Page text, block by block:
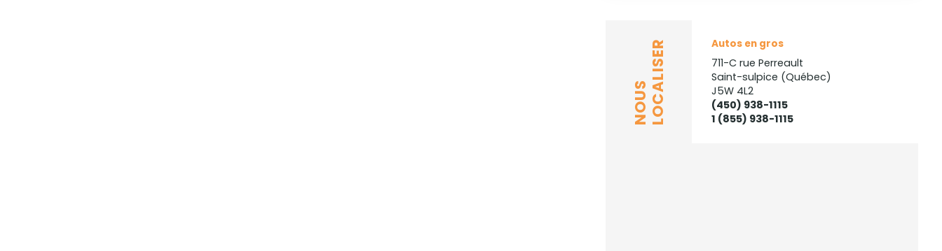
NOUSLOCALISER Autos en gros
711-C rue Perreault
Saint-sulpice (Québec)
J5W 4L2
(450) 938-1115
1 (855) 938-1115